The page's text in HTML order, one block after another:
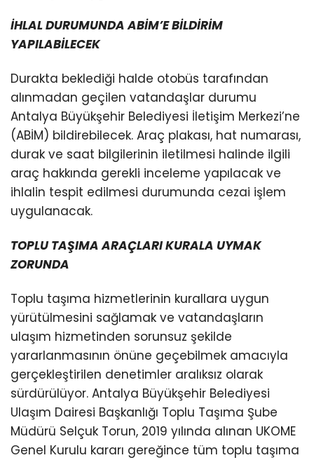
İHLAL DURUMUNDA ABİM’E BİLDİRİM
YAPILABİLECEK
Durakta beklediği halde otobüs tarafından
alınmadan geçilen vatandaşlar durumu
Antalya Büyükşehir Belediyesi İletişim Merkezi’ne
(ABİM) bildirebilecek. Araç plakası, hat numarası,
durak ve saat bilgilerinin iletilmesi halinde ilgili
araç hakkında gerekli inceleme yapılacak ve
ihlalin tespit edilmesi durumunda cezai işlem
uygulanacak.
TOPLU TAŞIMA ARAÇLARI KURALA UYMAK
ZORUNDA
Toplu taşıma hizmetlerinin kurallara uygun
yürütülmesini sağlamak ve vatandaşların
ulaşım hizmetinden sorunsuz şekilde
yararlanmasının önüne geçebilmek amacıyla
gerçekleştirilen denetimler aralıksız olarak
sürdürülüyor. Antalya Büyükşehir Belediyesi
Ulaşım Dairesi Başkanlığı Toplu Taşıma Şube
Müdürü Selçuk Torun, 2019 yılında alınan UKOME
Genel Kurulu kararı gereğince tüm toplu taşıma